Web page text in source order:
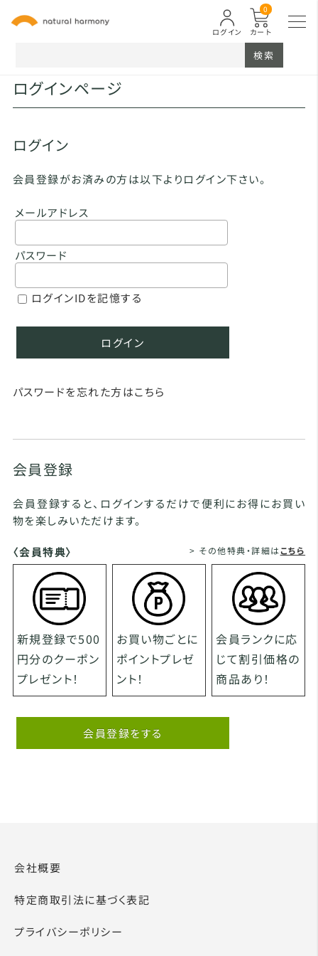
カート
0
ログイン
検索
ログインページ
ログイン
会員登録がお済みの方は以下よりログイン下さい。
メールアドレス
パスワード
ログインIDを記憶する
ログイン
パスワードを忘れた方はこちら
会員登録
会員登録すると、ログインするだけで便利にお得にお買い
物を楽しみいただけます。
〈会員特典〉 > その他特典・詳細はこちら
新規登録で500
円分のクーポン
プレゼント！
お買い物ごとに
ポイントプレゼ
ント！
会員ランクに応
じて割引価格の
商品あり！
会員登録をする
会社概要
特定商取引法に基づく表記
プライバシーポリシー